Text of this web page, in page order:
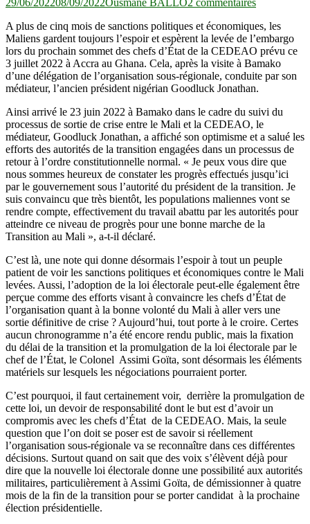
Detour’’/
levée
des
sanctions
de
la
une
lueur
d’espoir
A plus de cinq mois de sanctions politiques et économiques, les
Maliens gardent toujours l’espoir et espèrent la levée de l’embargo
lors du prochain sommet des chefs d’État de la CEDEAO prévu ce
3 juillet 2022 à Accra au Ghana. Cela, après la visite à Bamako
d’une délégation de l’organisation sous-régionale, conduite par son
médiateur, l’ancien président nigérian Goodluck Jonathan.
Ainsi arrivé le 23 juin 2022 à Bamako dans le cadre du suivi du
processus de sortie de crise entre le Mali et la CEDEAO, le
médiateur, Goodluck Jonathan, a affiché son optimisme et a salué les
efforts des autorités de la transition engagées dans un processus de
retour à l’ordre constitutionnelle normal. « Je peux vous dire que
nous sommes heureux de constater les progrès effectués jusqu’ici
par le gouvernement sous l’autorité du président de la transition. Je
suis convaincu que très bientôt, les populations maliennes vont se
rendre compte, effectivement du travail abattu par les autorités pour
atteindre ce niveau de progrès pour une bonne marche de la
Transition au Mali », a-t-il déclaré.
C’est là, une note qui donne désormais l’espoir à tout un peuple
patient de voir les sanctions politiques et économiques contre le Mali
levées. Aussi, l’adoption de la loi électorale peut-elle également être
perçue comme des efforts visant à convaincre les chefs d’État de
l’organisation quant à la bonne volonté du Mali à aller vers une
sortie définitive de crise ? Aujourd’hui, tout porte à le croire. Certes
aucun chronogramme n’a été encore rendu public, mais la fixation
du délai de la transition et la promulgation de la loi électorale par le
chef de l’État, le Colonel Assimi Goïta, sont désormais les éléments
matériels sur lesquels les négociations pourraient porter.
C’est pourquoi, il faut certainement voir, derrière la promulgation de
cette loi, un devoir de responsabilité dont le but est d’avoir un
compromis avec les chefs d’État de la CEDEAO. Mais, la seule
question que l’on doit se poser est de savoir si réellement
l’organisation sous-régionale va se reconnaître dans ces différentes
décisions. Surtout quand on sait que des voix s’élèvent déjà pour
dire que la nouvelle loi électorale donne une possibilité aux autorités
militaires, particulièrement à Assimi Goïta, de démissionner à quatre
mois de la fin de la transition pour se porter candidat à la prochaine
élection présidentielle.